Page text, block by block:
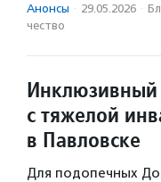
Анонсы · 29.05.2026 ·
чест­во
Инклюзивный
с тяжелой
в Павловске
Для подопечных